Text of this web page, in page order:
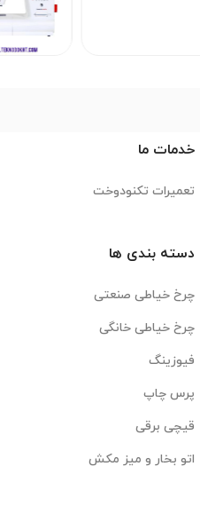
خدمات ما
تعمیرات تکنودوخت
دسته بندی ها
چرخ خیاطی صنعتی
چرخ خیاطی خانگی
فیوزینگ
پرس چاپ
قیچی برقی
اتو بخار و میز مکش